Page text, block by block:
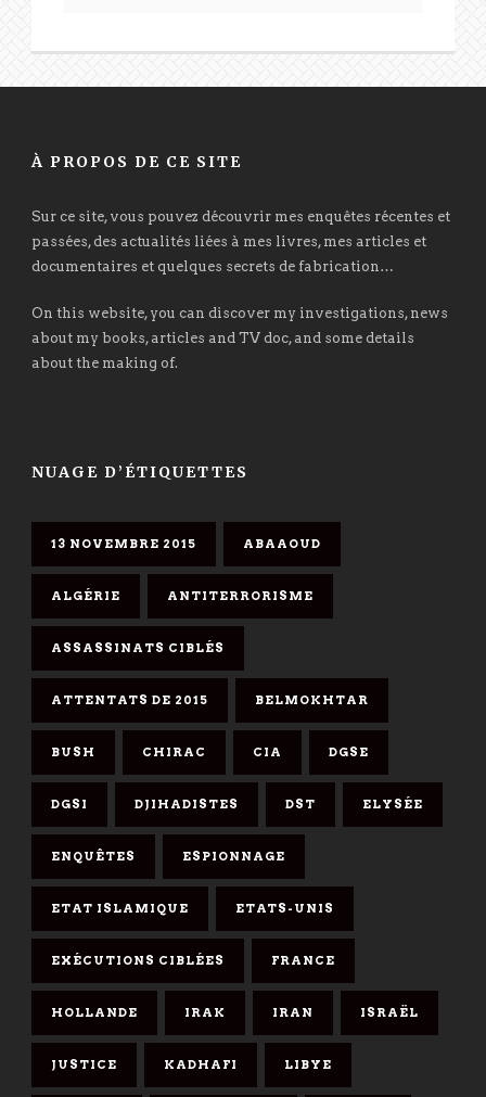
À PROPOS DE CE SITE
Sur ce site, vous pouvez découvrir mes enquêtes récentes et
passées, des actualités liées à mes livres, mes articles et
documentaires et quelques secrets de fabrication…
On this website, you can discover my investigations, news
about my books, articles and TV doc, and some details
about the making of.
NUAGE D’ÉTIQUETTES
13 NOVEMBRE 2015 ABAAOUD
ALGÉRIE ANTITERRORISME
ASSASSINATS CIBLÉS
ATTENTATS DE 2015 BELMOKHTAR
BUSH CHIRAC CIA DGSE
DGSI DJIHADISTES DST ELYSÉE
ENQUÊTES ESPIONNAGE
ETAT ISLAMIQUE ETATS-UNIS
EXÉCUTIONS CIBLÉES FRANCE
HOLLANDE IRAK IRAN ISRAËL
JUSTICE KADHAFI LIBYE